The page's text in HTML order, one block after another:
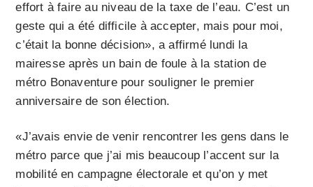
effort à faire au niveau de la taxe de l’eau. C’est un
geste qui a été difficile à accepter, mais pour moi,
c’était la bonne décision», a affirmé lundi la
mairesse après un bain de foule à la station de
métro Bonaventure pour souligner le premier
anniversaire de son élection.
«J’avais envie de venir rencontrer les gens dans le
métro parce que j’ai mis beaucoup l’accent sur la
mobilité en campagne électorale et qu’on y met